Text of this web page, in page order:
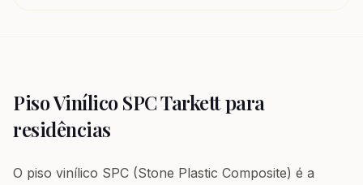
Piso Vinílico SPC Tarkett para
residências
O piso vinílico SPC (Stone Plastic Composite) é a